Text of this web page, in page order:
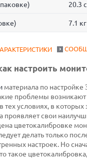
20.3
7.1 кг
настроить
материала по
проблемы
тех условиях, в которых
проявляет свои
цветокалибровке
делать только
настроек. Но
такое